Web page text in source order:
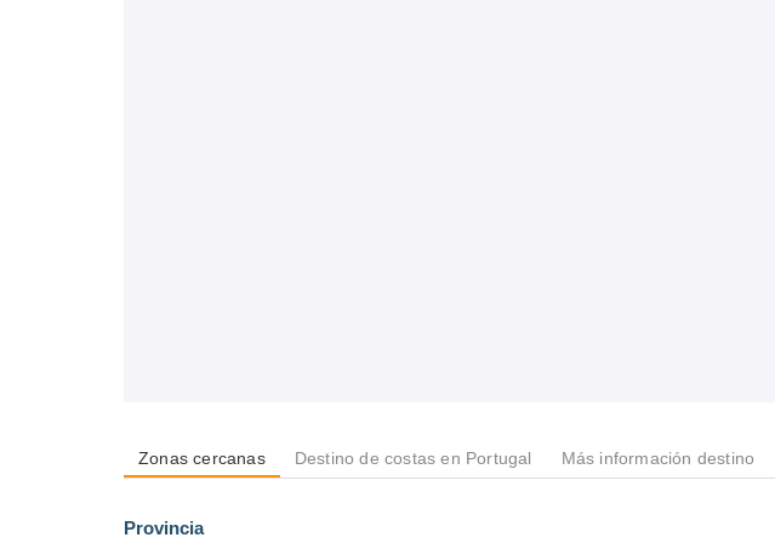
Zonas cercanas Destino de costas en Portugal Más información destino
Provincia